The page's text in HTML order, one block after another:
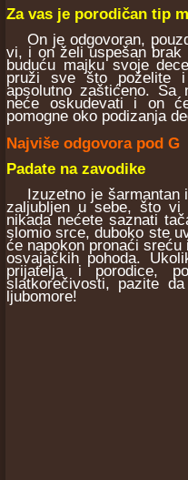
Za vas je porodičan tip
On je odgovoran,
vi, i on želi uspešan brak
buduću majku svoje
pruži sve što poželite
apsolutno zaštićeno.
neće oskudevati i on
pomogne oko podizanja
Najviše odgovora pod G
Padate na zavodike
Izuzetno je šarmantan i
zaljubljen u sebe, što vi
nikada nećete saznati
slomio srce, duboko ste
će napokon pronaći sreću
osvajačkih pohoda.
prijatelja i porodice,
slatkorečivosti, pazite
ljubomore!